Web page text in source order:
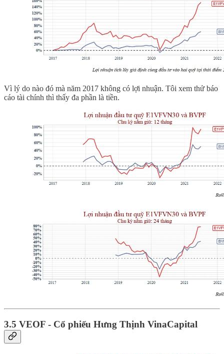
Vì lý do nào đó mà năm 2017 không có lợi nhuận. Tôi xem thử báo
cáo tài chính thì thấy đa phần là tiền.
3.5 VEOF - Cổ phiếu Hưng Thịnh VinaCapital